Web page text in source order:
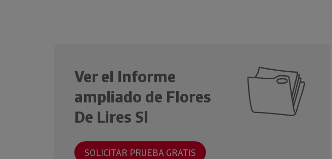
Ver el Informe
ampliado de Flores
De Lires Sl
SOLICITAR PRUEBA GRATIS